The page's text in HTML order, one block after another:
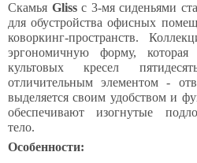
Скамья Glissс 3-мя сиденьями
для обустройства офисных
коворкинг-пространств.
эргономичную форму, которая
культовых кресел
отличительным элементом -
выделяется своим удобством и
обеспечивают изогнутые
тело.
Особенности: